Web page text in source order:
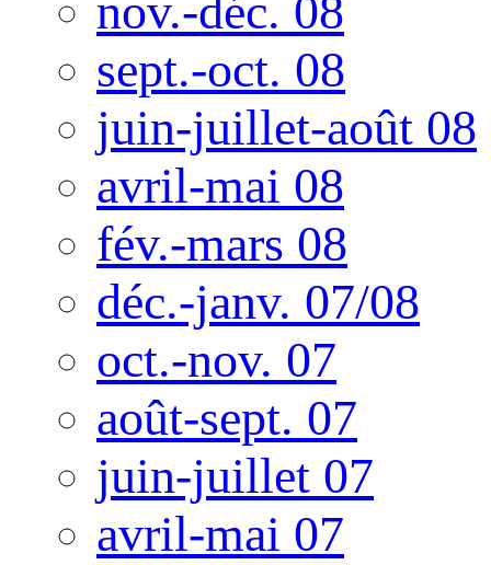
nov.-déc. 08
sept.-oct. 08
juin-juillet-août 08
avril-mai 08
fév.-mars 08
déc.-janv. 07/08
oct.-nov. 07
août-sept. 07
juin-juillet 07
avril-mai 07